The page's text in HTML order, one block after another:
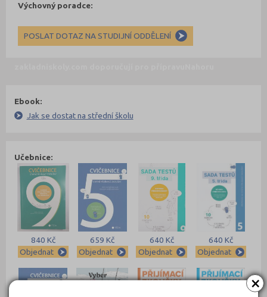
×
Výchovný poradce:
POSLAT DOTAZ NA STUDIJNÍ ODDĚLENÍ
Ebook:
Jak se dostat na střední školu
Učebnice:
840 Kč
Objednat
659 Kč
Objednat
640 Kč
Objednat
640 Kč
Objednat